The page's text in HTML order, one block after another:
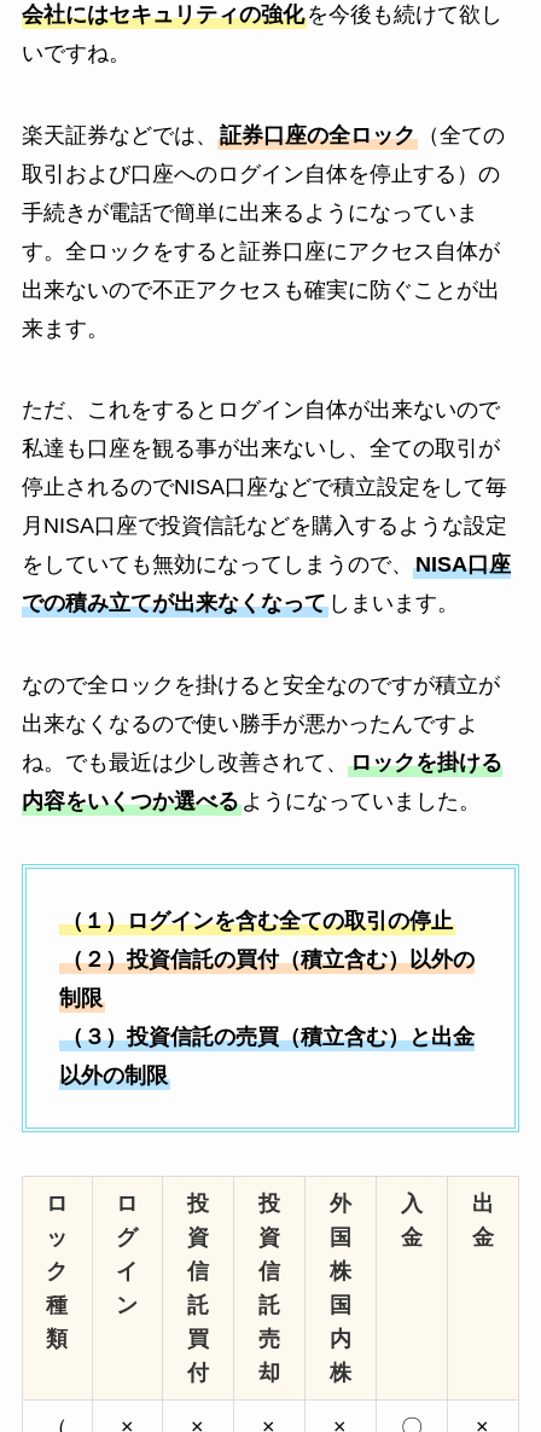
会社にはセキュリティの強化を今後も続けて欲し
いですね。
楽天証券などでは、 証券口座の全ロック（全ての
取引および口座へのログイン自体を停止する）の
手続きが電話で簡単に出来るようになっていま
す。全ロックをすると証券口座にアクセス自体が
出来ないので不正アクセスも確実に防ぐことが出
来ます。
ただ、これをするとログイン自体が出来ないので
私達も口座を観る事が出来ないし、全ての取引が
停止されるのでNISA口座などで積立設定をして毎
月NISA口座で投資信託などを購入するような設定
をしていても無効になってしまうので、 NISA口座
での積み立てが出来なくなってしまいます。
なので全ロックを掛けると安全なのですが積立が
出来なくなるので使い勝手が悪かったんですよ
ね。でも最近は少し改善されて、 ロックを掛ける
内容をいくつか選べるようになっていました。
（１）ログインを含む全ての取引の停止
（２）投資信託の買付（積立含む）以外の
制限
（３）投資信託の売買（積立含む）と出金
以外の制限
ロ
ッ
ク
種
類
ロ
グ
イ
ン
投
資
信
託
買
付
投
資
信
託
売
却
外
国
株
国
内
株
入
金
出
金
（ × × × × 〇 ×